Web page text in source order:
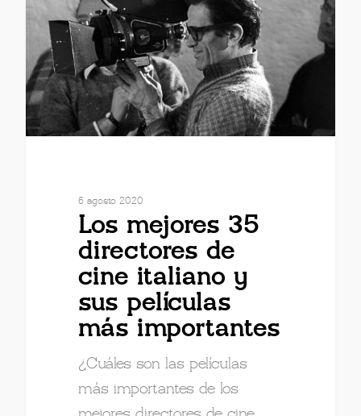
6 agosto 2020
Los mejores 35
directores de
cine italiano y
sus películas
más importantes
¿Cuáles son las películas
más importantes de los